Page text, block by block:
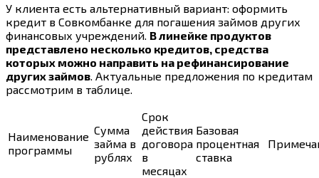
У клиента есть альтернативный вариант: оформить
кредит в Совкомбанке для погашения займов других
финансовых учреждений. В линейке продуктов
представлено несколько кредитов, средства
которых можно направить на рефинансирование
других займов . Актуальные предложения по кредитам
рассмотрим в таблице.
Наименование
программы
Сумма
займа в
рублях
Срок
действия
договора
в
месяцах
Базовая
процентная
ставка